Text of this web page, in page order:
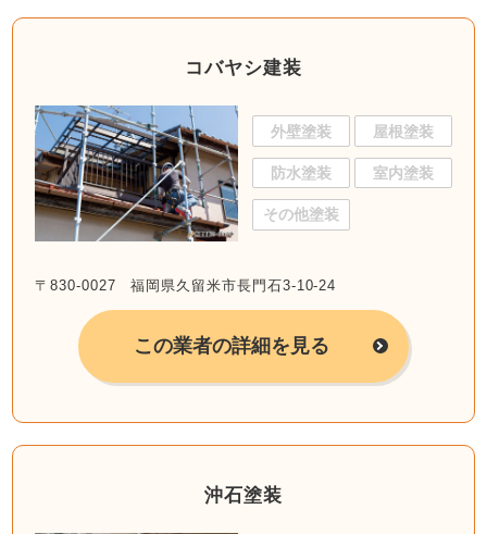
コバヤシ建装
外壁塗装 屋根塗装
防水塗装 室内塗装
その他塗装
〒830-0027 福岡県久留米市長門石3-10-24
この業者の詳細を見る
沖石塗装